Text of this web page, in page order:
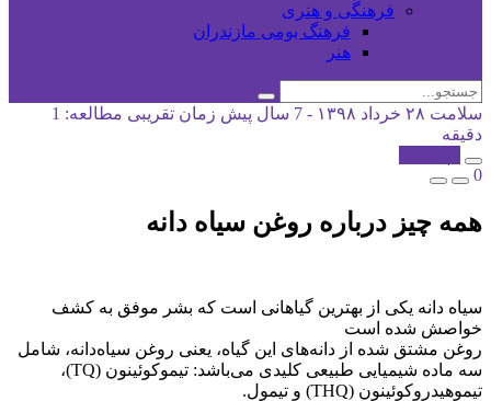
فرهنگی و هنری
فرهنگ بومی مازندران
هنر
سلامت ۲۸ خرداد ۱۳۹۸ - 7 سال پیش
زمان تقریبی مطالعه: 1
دقیقه
0
همه چیز درباره روغن سیاه دانه
سیاه دانه یکی از بهترین گیاهانی است که بشر موفق به کشف
خواصش شده است
روغن مشتق شده از دانه‌های این گیاه، یعنی روغن سیاه‌دانه، شامل
سه ماده شیمیایی طبیعی کلیدی می‌باشد: تیموکوئینون (TQ)،
تیموهیدروکوئینون (THQ) و تیمول.